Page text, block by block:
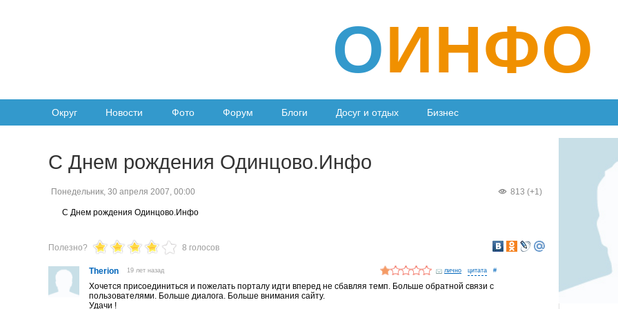
ОИНФО
Округ Новости Фото Форум Блоги Досуг и отдых Бизнес
С Днем рождения Одинцово.Инфо
813 (+1)
Понедельник, 30 апреля 2007, 00:00
С Днем рождения Одинцово.Инфо
Полезно? 8 голосов
Therion 19 лет назад лично #
Хочется присоединиться и пожелать порталу идти вперед не сбавляя темп. Больше обратной связи с
пользователями. Больше диалога. Больше внимания сайту.
Удачи !